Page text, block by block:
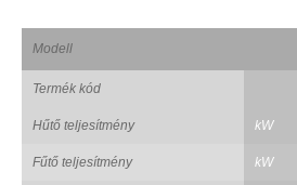
Modell
Termék kód
Hűtő teljesítmény kW
Fűtő teljesítmény kW